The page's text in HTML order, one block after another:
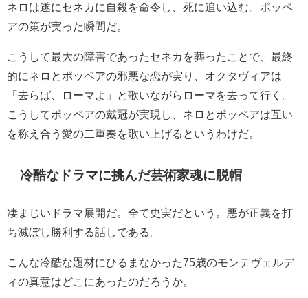
ネロは遂にセネカに自殺を命令し、死に追い込む。ポッペ
アの策が実った瞬間だ。
こうして最大の障害であったセネカを葬ったことで、最終
的にネロとポッペアの邪悪な恋が実り、オクタヴィアは
「去らば、ローマよ」と歌いながらローマを去って行く。
こうしてポッペアの戴冠が実現し、ネロとポッペアは互い
を称え合う愛の二重奏を歌い上げるというわけだ。
冷酷なドラマに挑んだ芸術家魂に脱帽
凄まじいドラマ展開だ。全て史実だという。悪が正義を打
ち滅ぼし勝利する話しである。
こんな冷酷な題材にひるまなかった75歳のモンテヴェルデ
ィの真意はどこにあったのだろうか。